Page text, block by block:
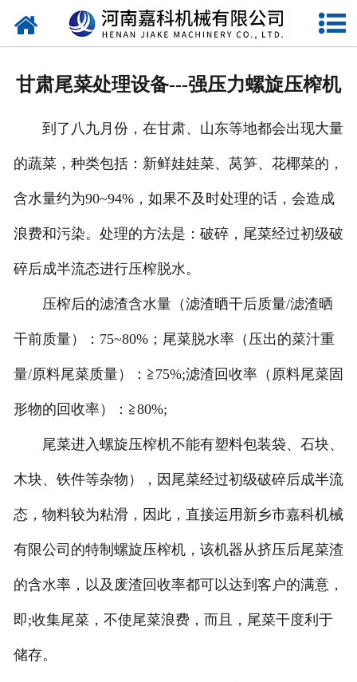
网站首页
视频中心
公司业绩
联系我们
甘肃尾菜处理设备---强压力螺旋压榨机
到了八九月份，在甘肃、山东等地都会出现大量
的蔬菜，种类包括：新鲜娃娃菜、莴笋、花椰菜的，
含水量约为90~94%，如果不及时处理的话，会造成
浪费和污染。处理的方法是：破碎，尾菜经过初级破
碎后成半流态进行压榨脱水。
压榨后的滤渣含水量（滤渣晒干后质量/滤渣晒
干前质量）：75~80%；尾菜脱水率（压出的菜汁重
量/原料尾菜质量）：≧75%;滤渣回收率（原料尾菜固
形物的回收率）：≧80%;
尾菜进入螺旋压榨机不能有塑料包装袋、石块、
木块、铁件等杂物），因尾菜经过初级破碎后成半流
态，物料较为粘滑，因此，直接运用新乡市嘉科机械
有限公司的特制螺旋压榨机，该机器从挤压后尾菜渣
的含水率，以及废渣回收率都可以达到客户的满意，
即;收集尾菜，不使尾菜浪费，而且，尾菜干度利于
储存。